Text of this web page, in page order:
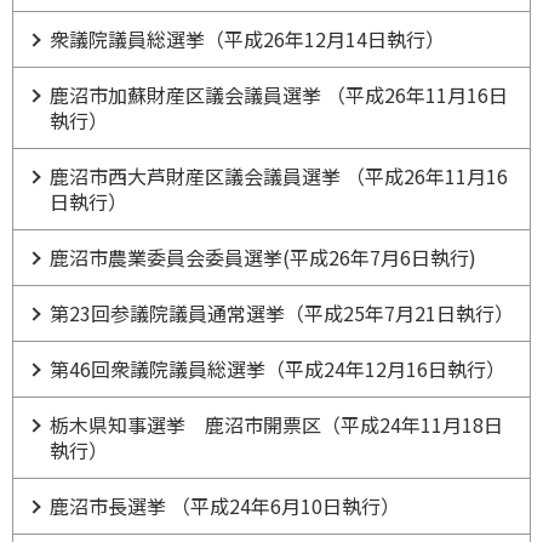
衆議院議員総選挙（平成26年12月14日執行）
鹿沼市加蘇財産区議会議員選挙 （平成26年11月16日
執行）
鹿沼市西大芦財産区議会議員選挙 （平成26年11月16
日執行）
鹿沼市農業委員会委員選挙(平成26年7月6日執行)
第23回参議院議員通常選挙（平成25年7月21日執行）
第46回衆議院議員総選挙（平成24年12月16日執行）
栃木県知事選挙 鹿沼市開票区（平成24年11月18日
執行）
鹿沼市長選挙 （平成24年6月10日執行）